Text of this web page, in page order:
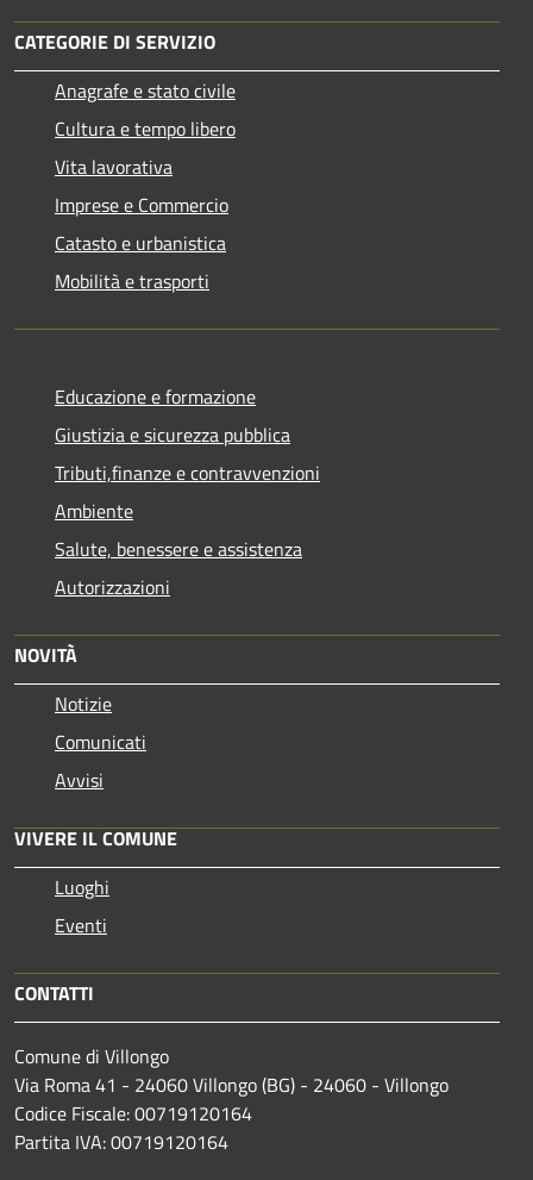
CATEGORIE DI SERVIZIO
Anagrafe e stato civile
Cultura e tempo libero
Vita lavorativa
Imprese e Commercio
Catasto e urbanistica
Mobilità e trasporti
Educazione e formazione
Giustizia e sicurezza pubblica
Tributi,finanze e contravvenzioni
Ambiente
Salute, benessere e assistenza
Autorizzazioni
NOVITÀ
Notizie
Comunicati
Avvisi
VIVERE IL COMUNE
Luoghi
Eventi
CONTATTI
Comune di Villongo
Via Roma 41 - 24060 Villongo (BG) - 24060 - Villongo
Codice Fiscale: 00719120164
Partita IVA: 00719120164